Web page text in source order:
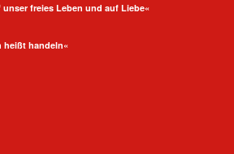
freies Leben und auf Liebe«
heißt handeln«